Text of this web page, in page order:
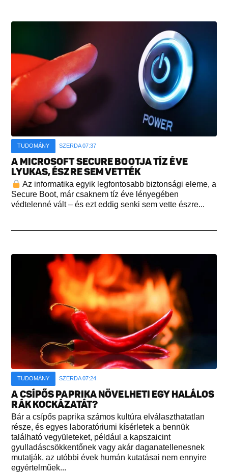
TUDOMÁNY SZERDA 07:37
A MICROSOFT SECURE BOOTJA TÍZ ÉVE
LYUKAS, ÉSZRE SEM VETTÉK
Az informatika egyik legfontosabb biztonsági eleme, a
Secure Boot, már csaknem tíz éve lényegében
védtelenné vált – és ezt eddig senki sem vette észre...
TUDOMÁNY SZERDA 07:24
A CSÍPŐS PAPRIKA NÖVELHETI EGY HALÁLOS
RÁK KOCKÁZATÁT?
Bár a csípős paprika számos kultúra elválaszthatatlan
része, és egyes laboratóriumi kísérletek a bennük
található vegyületeket, például a kapszaicint
gyulladáscsökkentőnek vagy akár daganatellenesnek
mutatják, az utóbbi évek humán kutatásai nem ennyire
egyértelműek...